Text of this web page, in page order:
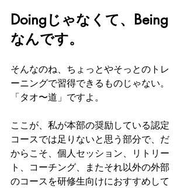
Doingじゃなくて、Being
なんです。
そんなのね、ちょっとやそっとのトレ
ーニングで習得できるものじゃない。
「タオ〜道」ですよ。
ここが、私が本部の奨励している認定
コースでは足りないと思う部分で、だ
からこそ、個人セッション、リトリー
ト、コーチング、またそれ以外の外部
のコースを研修生向けにおすすめして